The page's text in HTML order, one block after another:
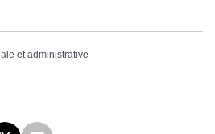
et administrative